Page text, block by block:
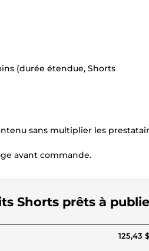
(durée étendue, Shorts
sans multiplier les
avant commande.
Shorts prêts à
125,43